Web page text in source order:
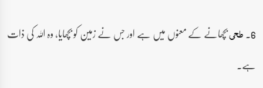
6۔ طحیبچھانے کے معنوں میں ہے اور جس نے زمین کو بچھایا، وہ اللہ کی ذات
ہے۔